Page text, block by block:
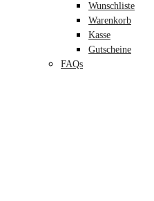
Wunschliste
Warenkorb
Kasse
Gutscheine
FAQs